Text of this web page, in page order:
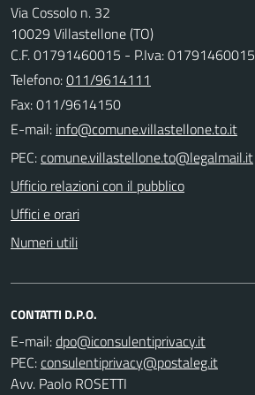
Via Cossolo n. 32
10029 Villastellone (TO)
C.F. 01791460015 - P.Iva: 01791460015
Telefono:011/9614111
Fax: 011/9614150
E-mail:
PEC:
Ufficio relazioni con il pubblico
Uffici e orari
Numeri utili
CONTATTI D.P.O.
E-mail:
PEC:
Avv. Paolo ROSETTI